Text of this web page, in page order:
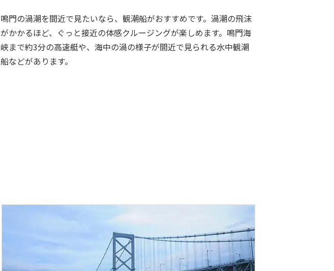
鳴門の渦潮を間近で見たいなら、観潮船がおすすめです。渦潮の飛沫
がかかるほど、ぐっと接近の体感クルージングが楽しめます。鳴門海
峡まで約3分の高速艇や、海中の渦の様子が間近で見られる水中観潮
船などがあります。